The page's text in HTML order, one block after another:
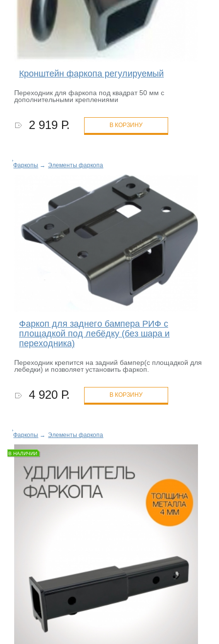
Кронштейн фаркопа регулируемый
Переходник для фаркопа под квадрат 50 мм с
дополнительными креплениями
2 919 Р. В КОРЗИНУ
Фаркопы → Элементы фаркопа
Фаркоп для заднего бампера РИФ с
площадкой под лебёдку (без шара и
переходника)
Переходник крепится на задний бампер(с площадкой для
лебедки) и позволяет установить фаркоп.
4 920 Р. В КОРЗИНУ
Фаркопы → Элементы фаркопа
В НАЛИЧИИ